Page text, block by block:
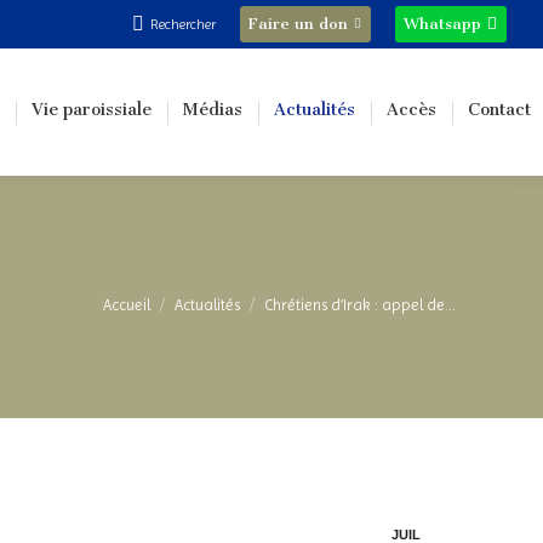
Recherche
:
Rechercher Faire un don Whatsapp
Vie paroissiale Médias Actualités Accès Contact
Vous êtes ici :
Accueil Actualités Chrétiens d’Irak : appel de…
JUIL